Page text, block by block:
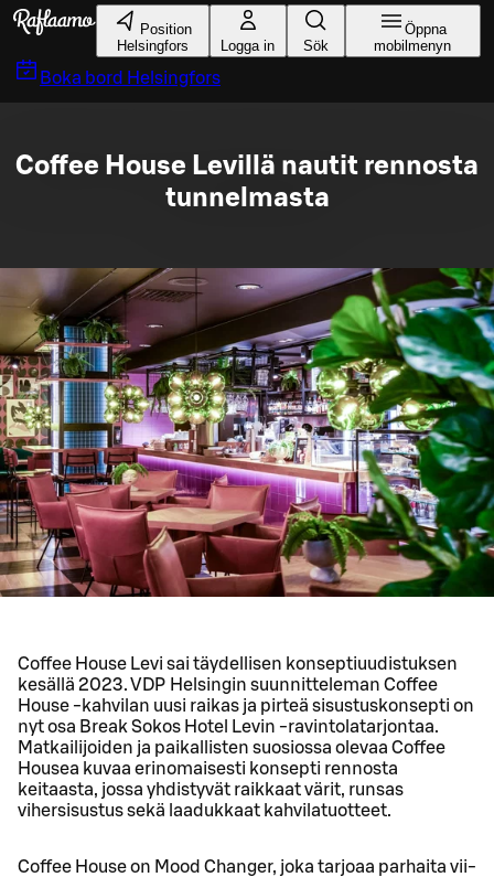
Gå till huvudinnehållet
Position
Helsingfors
Logga in Sök
Öppna
mobilmenyn
Boka bord Helsingfors
Coffee House Levillä nautit rennosta
tunnelmasta
Cof­fee House Levi sai täy­del­li­sen kon­sep­ti­uu­dis­tuk­sen
ke­säl­lä 2023. VDP Helsingin suunnitteleman Coffee
House -kahvilan uusi raikas ja pirteä sisustuskonsepti on
nyt osa Break Sokos Hotel Levin -ravintolatarjontaa.
Matkailijoiden ja paikallisten suosiossa olevaa Coffee
Housea kuvaa erinomaisesti konsepti rennosta
keitaasta, jossa yhdistyvät raikkaat värit, runsas
vihersisustus sekä laadukkaat kahvilatuotteet.
Cof­fee House on Mood Chan­ger, joka tar­jo­aa par­hai­ta vii­